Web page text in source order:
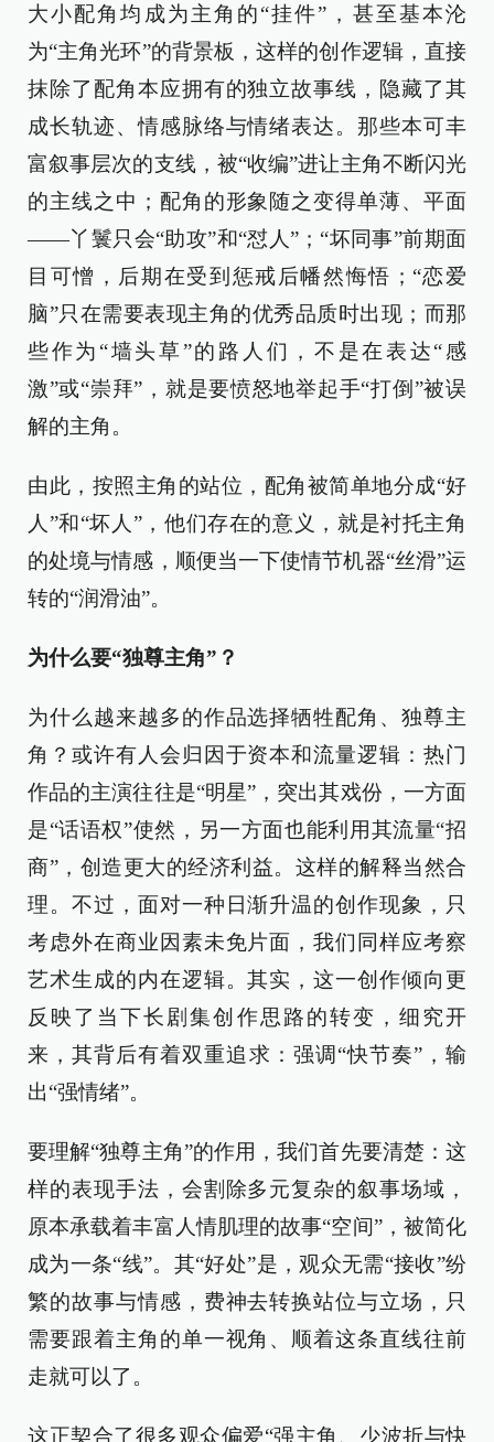
大小配角均成为主角的“挂件”，甚至基本沦
为“主角光环”的背景板，这样的创作逻辑，直接
抹除了配角本应拥有的独立故事线，隐藏了其
成长轨迹、情感脉络与情绪表达。那些本可丰
富叙事层次的支线，被“收编”进让主角不断闪光
的主线之中；配角的形象随之变得单薄、平面
——丫鬟只会“助攻”和“怼人”；“坏同事”前期面
目可憎，后期在受到惩戒后幡然悔悟；“恋爱
脑”只在需要表现主角的优秀品质时出现；而那
些作为“墙头草”的路人们，不是在表达“感
激”或“崇拜”，就是要愤怒地举起手“打倒”被误
解的主角。
由此，按照主角的站位，配角被简单地分成“好
人”和“坏人”，他们存在的意义，就是衬托主角
的处境与情感，顺便当一下使情节机器“丝滑”运
转的“润滑油”。
为什么要“独尊主角”？
为什么越来越多的作品选择牺牲配角、独尊主
角？或许有人会归因于资本和流量逻辑：热门
作品的主演往往是“明星”，突出其戏份，一方面
是“话语权”使然，另一方面也能利用其流量“招
商”，创造更大的经济利益。这样的解释当然合
理。不过，面对一种日渐升温的创作现象，只
考虑外在商业因素未免片面，我们同样应考察
艺术生成的内在逻辑。其实，这一创作倾向更
反映了当下长剧集创作思路的转变，细究开
来，其背后有着双重追求：强调“快节奏”，输
出“强情绪”。
要理解“独尊主角”的作用，我们首先要清楚：这
样的表现手法，会割除多元复杂的叙事场域，
原本承载着丰富人情肌理的故事“空间”，被简化
成为一条“线”。其“好处”是，观众无需“接收”纷
繁的故事与情感，费神去转换站位与立场，只
需要跟着主角的单一视角、顺着这条直线往前
走就可以了。
这正契合了很多观众偏爱“强主角、少波折与快